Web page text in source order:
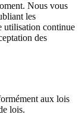
Nous vous
les
utilisation continue
des
aux lois
lois.